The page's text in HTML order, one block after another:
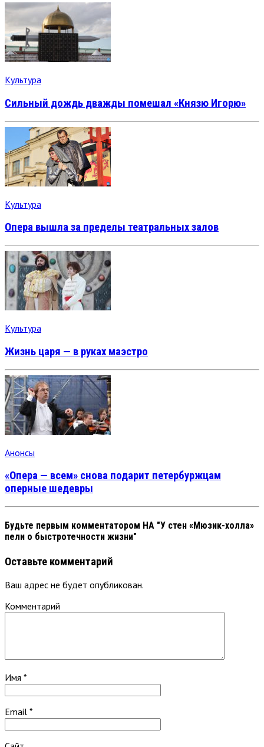
Культура
Сильный дождь дважды помешал «Князю Игорю»
Культура
Опера вышла за пределы театральных залов
Культура
Жизнь царя — в руках маэстро
Анонсы
«Опера — всем» снова подарит петербуржцам
оперные шедевры
Будьте первым комментатором НА "У стен «Мюзик-холла»
пели о быстротечности жизни"
Оставьте комментарий
Ваш адрес не будет опубликован.
Комментарий
Имя *
Email *